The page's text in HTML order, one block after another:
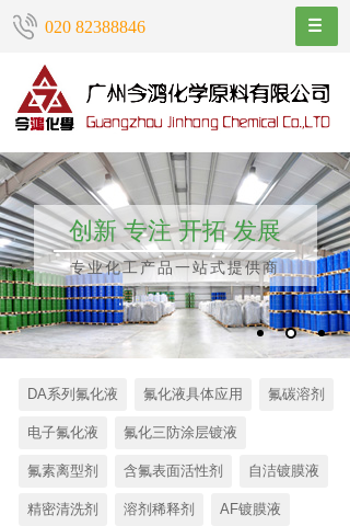
020 82388846
创新 专注 开拓 发展
专业化工产品一站式提供商
DA系列氟化液 氟化液具体应用 氟碳溶剂
电子氟化液 氟化三防涂层镀液
氟素离型剂 含氟表面活性剂 自洁镀膜液
精密清洗剂 溶剂稀释剂 AF镀膜液